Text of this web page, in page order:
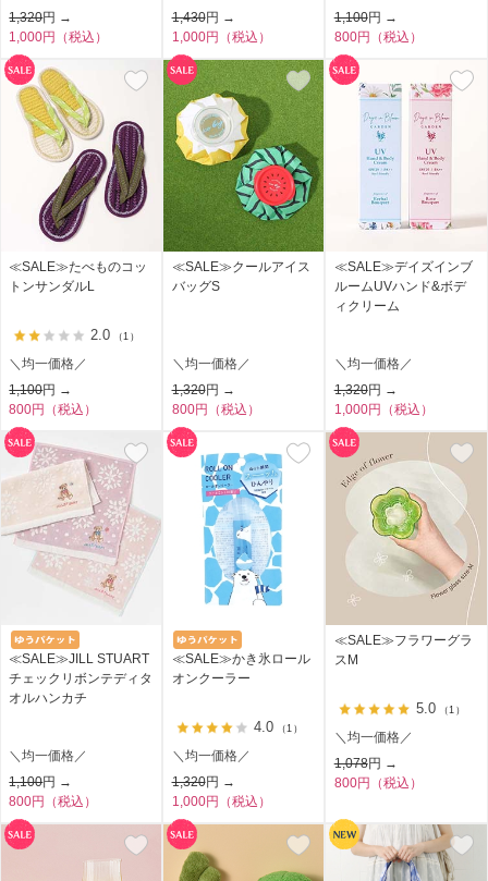
1,320円 →
1,000円（税込）
1,430円 →
1,000円（税込）
1,100円 →
800円（税込）
≪SALE≫たべものコッ
トンサンダルL
2.0 （1）
＼均一価格／
1,100円 →
800円（税込）
≪SALE≫クールアイス
バッグS
＼均一価格／
1,320円 →
800円（税込）
≪SALE≫デイズインブ
ルームUVハンド&ボデ
ィクリーム
＼均一価格／
1,320円 →
1,000円（税込）
≪SALE≫JILL STUART
チェックリボンテディタ
オルハンカチ
＼均一価格／
1,100円 →
800円（税込）
≪SALE≫かき氷ロール
オンクーラー
4.0 （1）
＼均一価格／
1,320円 →
1,000円（税込）
≪SALE≫フラワーグラ
スM
5.0 （1）
＼均一価格／
1,078円 →
800円（税込）